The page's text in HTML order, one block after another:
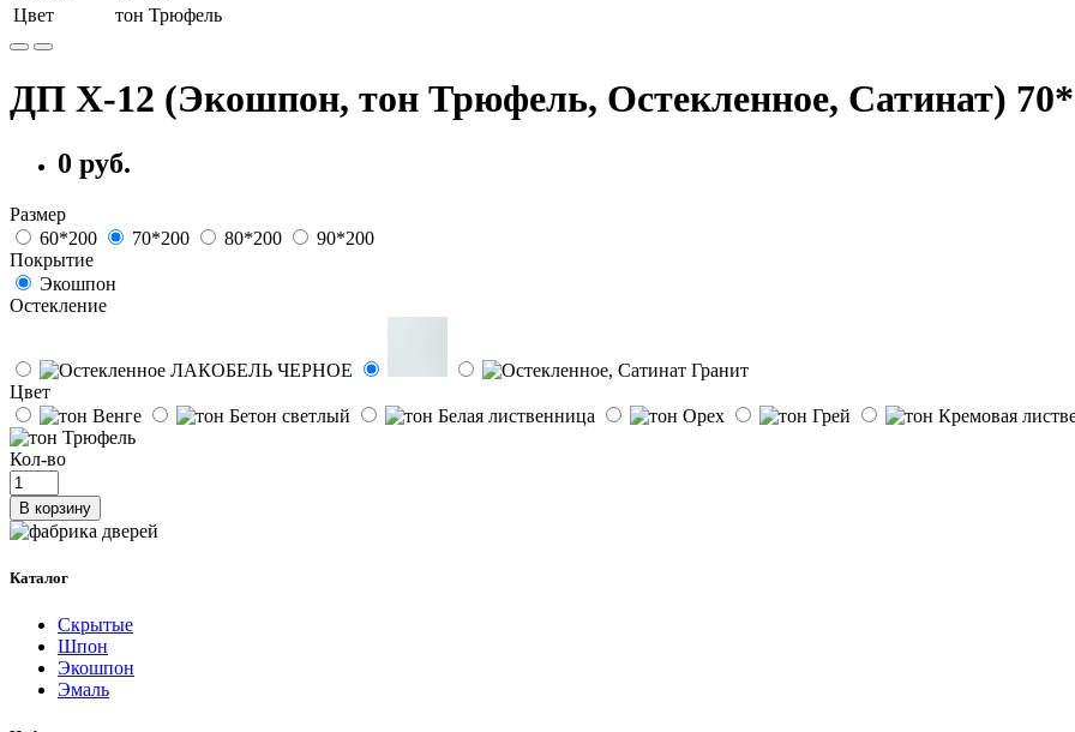
Цвет
тон Трюфель
ДП Х-12 (Экошпон, тон Трюфель, Остекленное, Сатинат)
0 руб.
Размер
60*200
70*200 80*200
90*200
Покрытие
Экошпон
Остекление
Цвет
Кол-во
В корзину
Каталог
Скрытые
Шпон
Экошпон
Эмаль